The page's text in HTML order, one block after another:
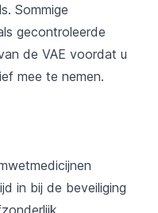
Sommige
gecontroleerde
de VAE voordat u
mee te nemen.
in bij de beveiliging